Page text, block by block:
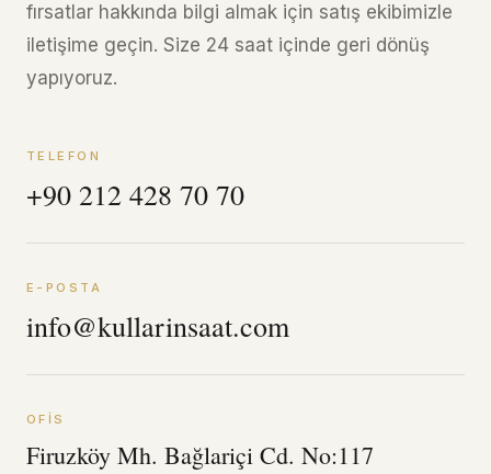
fırsatlar hakkında bilgi almak için satış ekibimizle
iletişime geçin. Size 24 saat içinde geri dönüş
yapıyoruz.
TELEFON
+90 212 428 70 70
E-POSTA
info@kullarinsaat.com
OFIS
Firuzköy Mh. Bağlariçi Cd. No:117